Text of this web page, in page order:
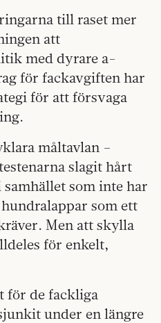
till raset mer
att
med dyrare a-
för fackavgiften har
för att försvaga
måltavlan –
slagit hårt
som inte har
som ett
Men att skylla
för enkelt,
för de fackliga
under en längre